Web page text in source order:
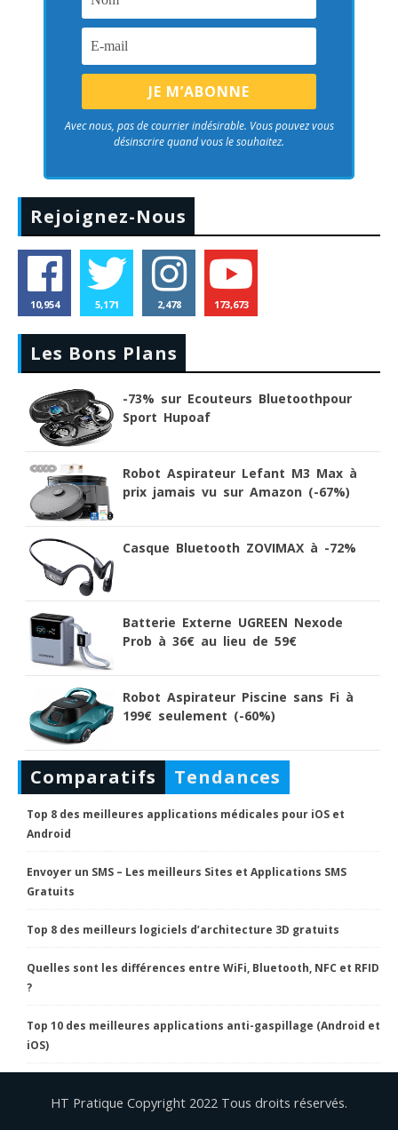
Avec nous, pas de courrier indésirable. Vous pouvez vous
désinscrire quand vous le souhaitez.
Rejoignez-Nous
10,954 5,171 2,478 173,673
Les Bons Plans
-73% sur Ecouteurs Bluetoothpour
Sport Hupoaf
Robot Aspirateur Lefant M3 Max à
prix jamais vu sur Amazon (-67%)
Casque Bluetooth ZOVIMAX à -72%
Batterie Externe UGREEN Nexode
Prob à 36€ au lieu de 59€
Robot Aspirateur Piscine sans Fi à
199€ seulement (-60%)
Comparatifs Tendances
Top 8 des meilleures applications médicales pour iOS et
Android
Envoyer un SMS – Les meilleurs Sites et Applications SMS
Gratuits
Top 8 des meilleurs logiciels d’architecture 3D gratuits
Quelles sont les différences entre WiFi, Bluetooth, NFC et RFID
?
Top 10 des meilleures applications anti-gaspillage (Android et
iOS)
HT Pratique Copyright 2022 Tous droits réservés.